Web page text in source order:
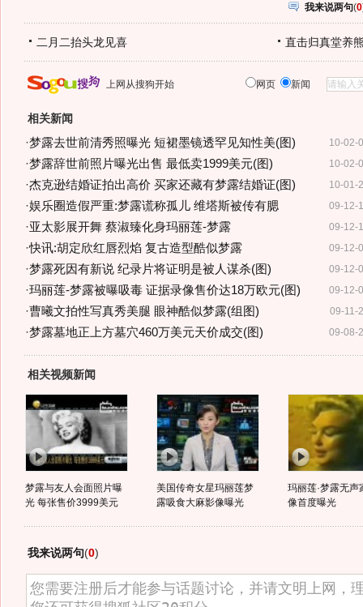
我来说两句(0
二月二抬头龙见喜 直击归真堂养
上网从搜狗开始 网页 新闻
相关新闻
10-02-
·梦露去世前清秀照曝光 短裙墨镜透罕见知性美(图)
10-02-
·梦露辞世前照片曝光出售 最低卖1999美元(图)
10-01-
·杰克逊结婚证拍出高价 买家还藏有梦露结婚证(图)
09-12-
·娱乐圈造假严重:梦露谎称孤儿 维塔斯被传有腮
09-12-
·亚太影展开舞 蔡淑臻化身玛丽莲-梦露
09-12-
·快讯:胡定欣红唇烈焰 复古造型酷似梦露
09-12-
·梦露死因有新说 纪录片将证明是被人谋杀(图)
09-12-
·玛丽莲-梦露被曝吸毒 证据录像售价达18万欧元(图)
09-11-
·曹曦文拍性写真秀美腿 眼神酷似梦露(组图)
09-08-
·梦露墓地正上方墓穴460万美元天价成交(图)
相关视频新闻
梦露与友人会面照片曝
光 每张售价3999美元
美国传奇女星玛丽莲梦
露吸食大麻影像曝光
玛丽莲·梦露无声
像首度曝光
我来说两句(0)